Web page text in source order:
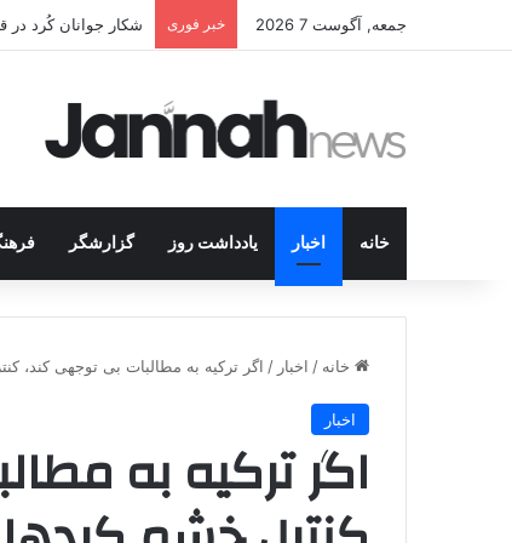
جمعه, آگوست 7 2026 خبر فوری انتشار متن 12 ماده‌ای توافق نهایی بین ترکیه و پ.ک.ک
خانه اخبار یادداشت روز گزارشگر
خانه / اخبار / اگر ترکیه به مطالبات بی توجهی کند،
اخبار
اگر ترکیه به